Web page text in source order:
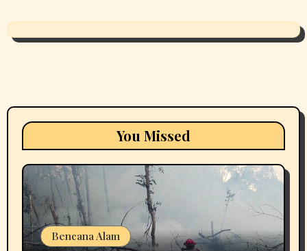
You Missed
Bencana Alam